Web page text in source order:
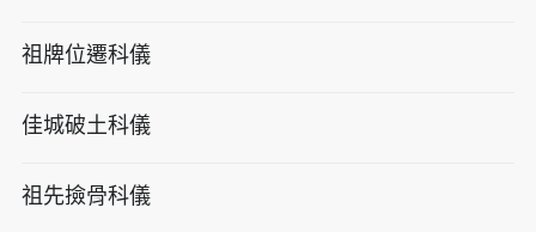
祖牌位遷科儀
佳城破土科儀
祖先撿骨科儀